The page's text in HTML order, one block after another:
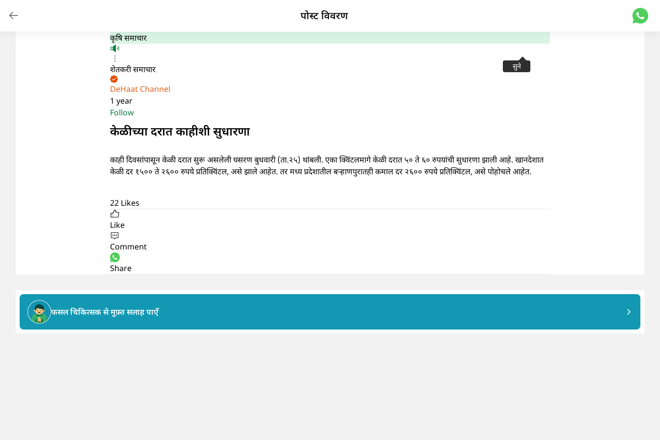
पोस्ट विवरण
सुने
कृषि समाचार
शेतकरी समाचार
DeHaat Channel
1 year
Follow
केळीच्या दरात काहीशी सुधारणा
काही दिवसांपासून केळी दरात सुरू असलेली घसरण बुधवारी (ता.२५) थांबली. एका क्विंटलमागे केळी दरात ५० ते ६० रुपयांची सुधारणा झाली आहे. खानदेशात
केळी दर १५०० ते २६०० रुपये प्रतिक्विंटल, असे झाले आहेत. तर मध्य प्रदेशातील बऱ्हाणपुरातही कमाल दर २६०० रुपये प्रतिक्विंटल, असे पोहोचले आहेत.
22 Likes
Like
Comment
Share
फसल चिकित्सक से मुफ़्त सलाह पाएँ